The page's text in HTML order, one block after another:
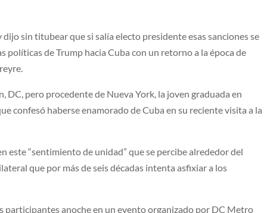
sin titubear que si salía electo presidente esas sanciones se
políticas de Trump hacia Cuba con un retorno a la época de
DC, pero procedente de Nueva York, la joven graduada en
confesó haberse enamorado de Cuba en su reciente visita a la
este “sentimiento de unidad” que se percibe alrededor del
que por más de seis décadas intenta asfixiar a los
participantes anoche en un evento organizado por DC Metro